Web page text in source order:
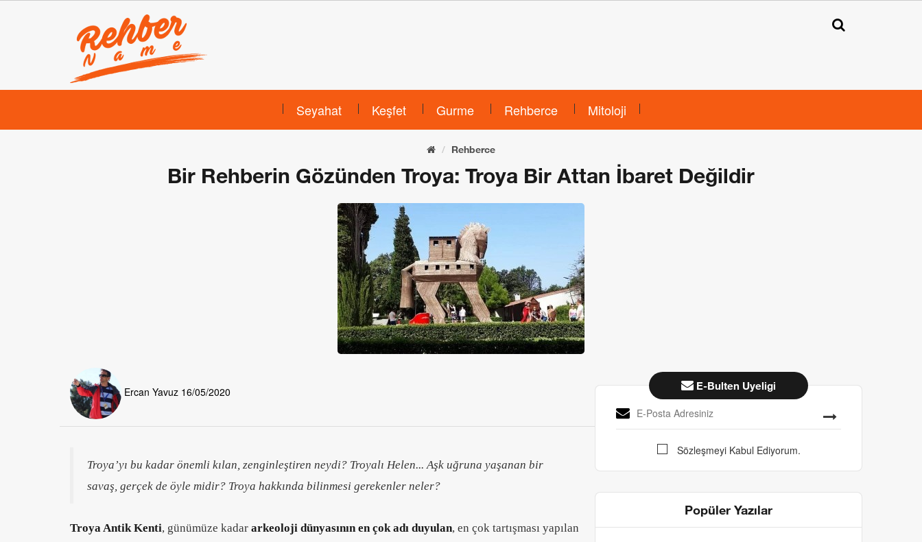
Seyahat Keşfet Gurme Rehberce Mitoloji
Rehberce
Bir Rehberin Gözünden Troya: Troya Bir Attan İbaret Değildir
Ercan Yavuz 16/05/2020
Troya’yı bu kadar önemli kılan, zenginleştiren neydi? Troyalı Helen... Aşk uğruna yaşanan bir
savaş, gerçek de öyle midir? Troya hakkında bilinmesi gerekenler neler?
Troya Antik Kenti, günümüze kadar arkeoloji dünyasının en çok adı duyulan, en çok tartışması yapılan
E-Bulten Uyeligi
Sözleşmeyi Kabul Ediyorum.
Popüler Yazılar